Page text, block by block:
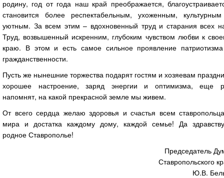
родину, год от года наш край преображается,
становится более респектабельным, ухоженным,
уютным. За всем этим – вдохновенный труд и старания всех
Труд, возвышенный искренним, глубоким чувством любви к
краю. В этом и есть са­мое сильное проявление
гражданственности.
Пусть же нынешние торжества подарят гостям и хозяевам
хорошее настроение, заряд энергии и оптимизма, еще
напомнят, на какой прекрасной земле мы живем.
От всего сердца желаю здоровья и счастья всем
мира и достатка каждому дому, каждой семье! Да
родное Ставрополье!
Председатель
Ставропольского
Ю.В.